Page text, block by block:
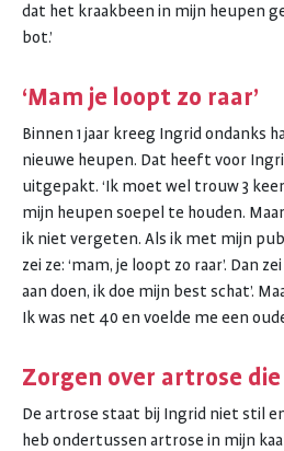
dat het kraakbeen in mijn heupen
bot.’
‘Mam je loopt zo raar’
Binnen 1 jaar kreeg Ingrid ondanks
nieuwe heupen. Dat heeft voor
uitgepakt. ‘Ik moet wel trouw 3
mijn heupen soepel te houden.
ik niet vergeten. Als ik met mijn
zei ze: ‘mam, je loopt zo raar’. Dan
aan doen, ik doe mijn best schat’.
Ik was net 40 en voelde me een
Zorgen over artrose
De artrose staat bij Ingrid niet stil
heb ondertussen artrose in mijn